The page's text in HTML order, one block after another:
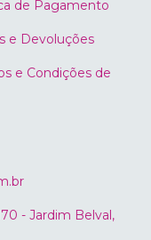
de Pagamento
e Devoluções
e Condições de
- Jardim Belval,